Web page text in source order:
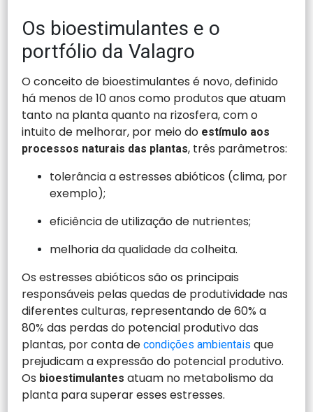
Os bioestimulantes e o
portfólio da Valagro
O conceito de bioestimulantes é novo, definido
há menos de 10 anos como produtos que atuam
tanto na planta quanto na rizosfera, com o
intuito de melhorar, por meio do estímulo aos
processos naturais das plantas, três parâmetros:
tolerância a estresses abióticos (clima, por
exemplo);
eficiência de utilização de nutrientes;
melhoria da qualidade da colheita.
Os estresses abióticos são os principais
responsáveis pelas quedas de produtividade nas
diferentes culturas, representando de 60% a
80% das perdas do potencial produtivo das
plantas, por conta decondições ambientais que
prejudicam a expressão do potencial produtivo.
Os bioestimulantes atuam no metabolismo da
planta para superar esses estresses.